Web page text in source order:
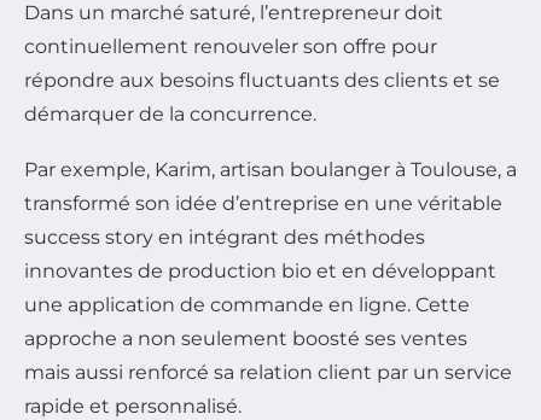
Dans un marché saturé, l’entrepreneur doit
continuellement renouveler son offre pour
répondre aux besoins fluctuants des clients et se
démarquer de la concurrence.
Par exemple, Karim, artisan boulanger à Toulouse, a
transformé son idée d’entreprise en une véritable
success story en intégrant des méthodes
innovantes de production bio et en développant
une application de commande en ligne. Cette
approche a non seulement boosté ses ventes
mais aussi renforcé sa relation client par un service
rapide et personnalisé.